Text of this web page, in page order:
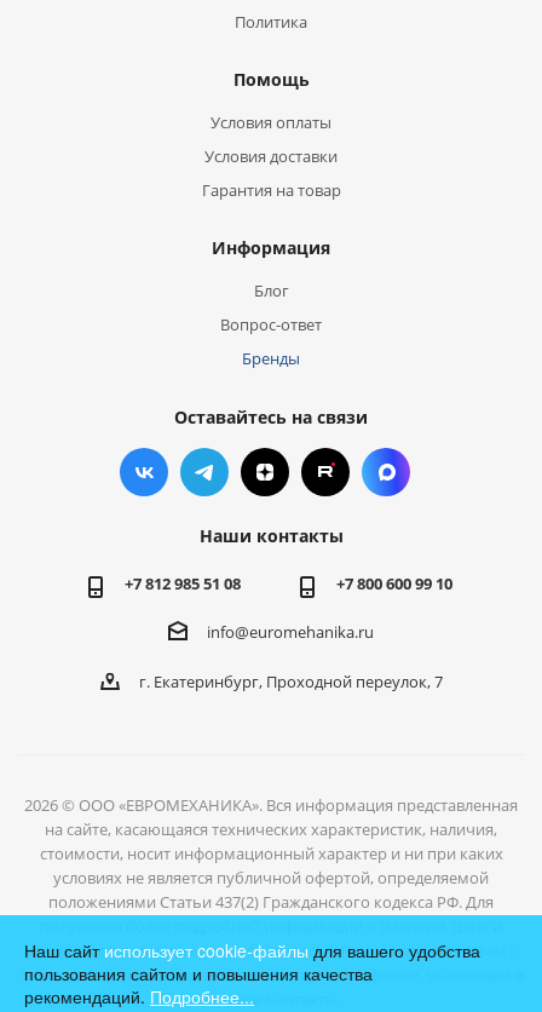
Политика
Помощь
Условия оплаты
Условия доставки
Гарантия на товар
Информация
Блог
Вопрос-ответ
Бренды
Оставайтесь на связи
Наши контакты
+7 812 985 51 08 +7 800 600 99 10
info@euromehanika.ru
г. Екатеринбург, Проходной переулок, 7
2026 © ООО «ЕВРОМЕХАНИКА». Вся информация представленная
на сайте, касающаяся технических характеристик, наличия,
стоимости, носит информационный характер и ни при каких
условиях не является публичной офертой, определяемой
положениями Статьи 437(2) Гражданского кодекса РФ. Для
условиях отгрузки товаров, обратитесь к нашим специалистам с
помощью формы обратной связи или по телефонам, указанным в
разделе Контакты.
Наш сайт использует cookie-файлы для вашего удобства
пользования сайтом и повышения качества
рекомендаций. Подробнее...